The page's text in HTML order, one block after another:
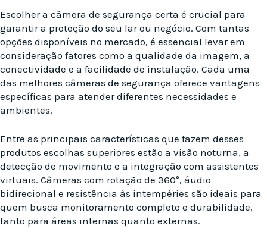
Escolher a câmera de segurança certa é crucial para
garantir a proteção do seu lar ou negócio. Com tantas
opções disponíveis no mercado, é essencial levar em
consideração fatores como a qualidade da imagem, a
conectividade e a facilidade de instalação. Cada uma
das melhores câmeras de segurança oferece vantagens
específicas para atender diferentes necessidades e
ambientes.
Entre as principais características que fazem desses
produtos escolhas superiores estão a visão noturna, a
detecção de movimento e a integração com assistentes
virtuais. Câmeras com rotação de 360°, áudio
bidirecional e resistência às intempéries são ideais para
quem busca monitoramento completo e durabilidade,
tanto para áreas internas quanto externas.